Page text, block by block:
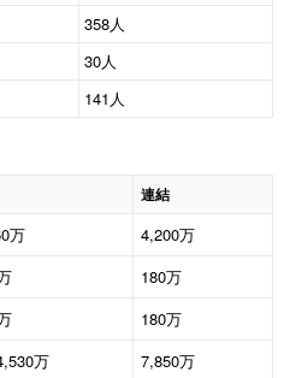
358人
30人
141人
連結
万 4,200万
180万
180万
万 7,850万